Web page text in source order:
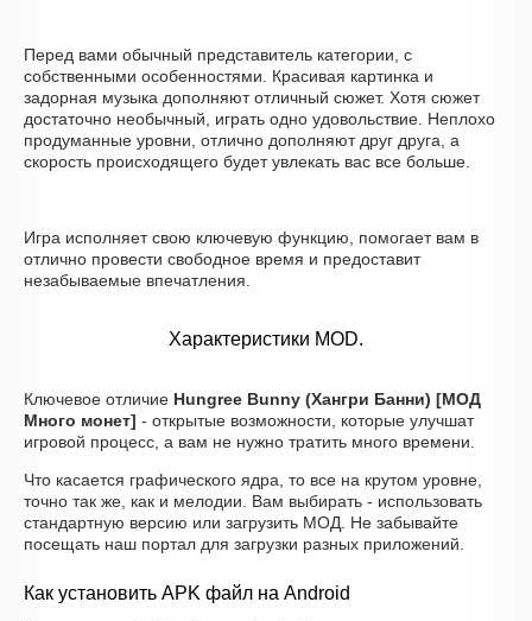
Перед вами обычный представитель категории, с
собственными особенностями. Красивая картинка и
задорная музыка дополняют отличный сюжет. Хотя сюжет
достаточно необычный, играть одно удовольствие. Неплохо
продуманные уровни, отлично дополняют друг друга, а
скорость происходящего будет увлекать вас все больше.
Игра исполняет свою ключевую функцию, помогает вам в
отлично провести свободное время и предоставит
незабываемые впечатления.
Характеристики MOD.
Ключевое отличие Hungree Bunny (Хангри Банни) [МОД
Много монет] - открытые возможности, которые улучшат
игровой процесс, а вам не нужно тратить много времени.
Что касается графического ядра, то все на крутом уровне,
точно так же, как и мелодии. Вам выбирать - использовать
стандартную версию или загрузить МОД. Не забывайте
посещать наш портал для загрузки разных приложений.
Как установить APK файл на Android